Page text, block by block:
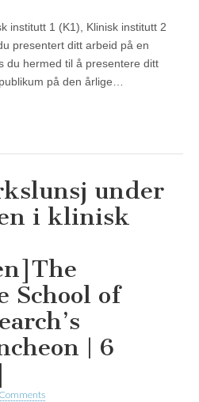
institutt 1 (K1), Klinisk institutt 2
presentert ditt arbeid på en
du hermed til å presentere ditt
på den årlige…
under
i klinisk
School of
| 6